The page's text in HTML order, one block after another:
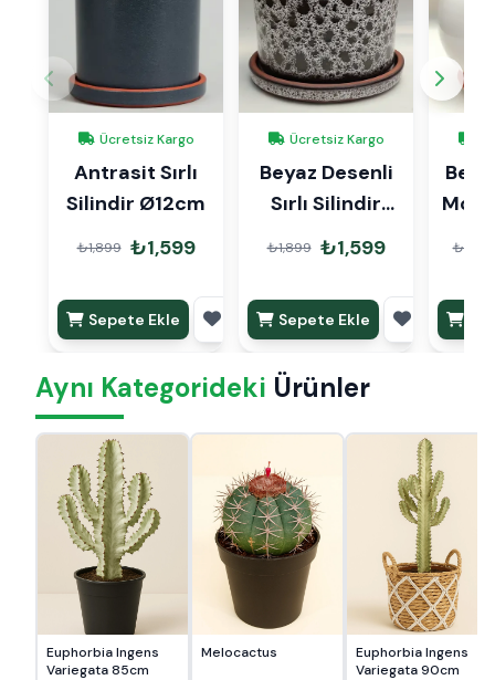
Ücretsiz Kargo
Antrasit Sırlı
Silindir Ø12cm
₺1,899 ₺1,599
Sepete Ekle
Ücretsiz Kargo
Beyaz Desenli
Sırlı Silindir
Ø12cm
₺1,899 ₺1,599
Sepete Ekle
Aynı Kategorideki Ürünler
Euphorbia Ingens
Variegata 85cm
Melocactus
Euphorbia Ingens
Variegata 90cm